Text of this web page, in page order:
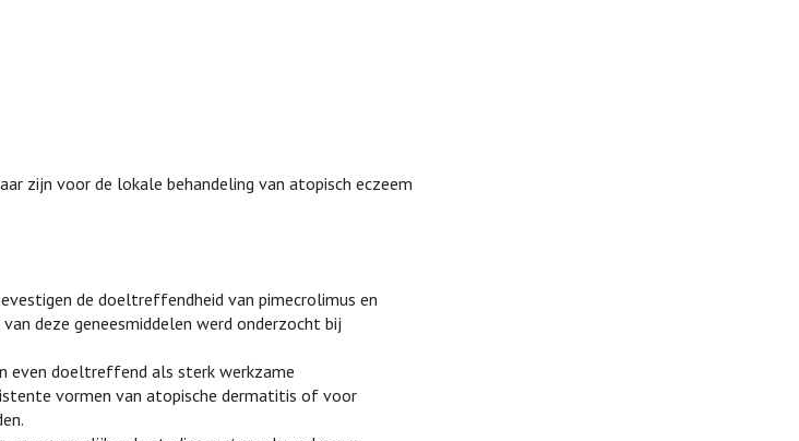
zijn voor de lokale behandeling van atopisch eczeem
de doeltreffendheid van pimecrolimus en
deze geneesmiddelen werd onderzocht bij
even doeltreffend als sterk werkzame
vormen van atopische dermatitis of voor